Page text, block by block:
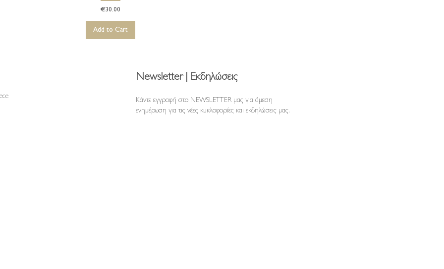
Price
€30.00
Add to Cart
Newsletter | Εκδηλώσεις
Κάντε εγγραφή στο NEWSLETTER μας για άμεση
ενημέρωση για τις νέες κυκλοφορίες και εκδηλώσεις μας.